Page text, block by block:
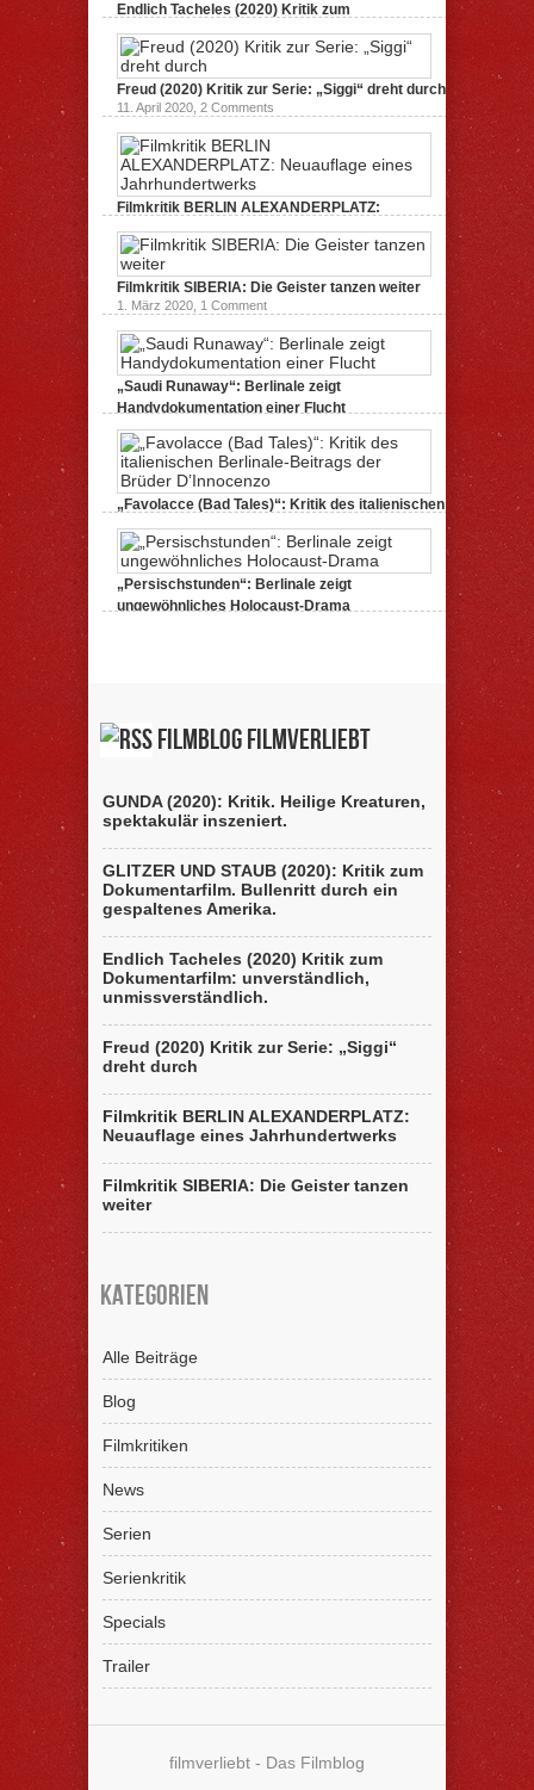
Endlich Tacheles (2020) Kritik zum
Dokumentarfilm: unverständlich,
unmissverständlich.
19. Mai 2020,0 Comments
Freud (2020) Kritik zur Serie: „Siggi“ dreht durch
11. April 2020, 2 Comments
Filmkritik BERLIN ALEXANDERPLATZ:
Neuauflage eines Jahrhundertwerks
1. März 2020,2 Comments
Filmkritik SIBERIA: Die Geister tanzen weiter
1. März 2020, 1 Comment
„Saudi Runaway“: Berlinale zeigt
Handydokumentation einer Flucht
„Favolacce (Bad Tales)“: Kritik des italienischen
Berlinale-Beitrags der Brüder D’Innocenzo
25. Februar 2020,2 Comments
„Persischstunden“: Berlinale zeigt
ungewöhnliches Holocaust-Drama
Filmblog filmverliebt
GUNDA (2020): Kritik. Heilige Kreaturen,
spektakulär inszeniert.
GLITZER UND STAUB (2020): Kritik zum
Dokumentarfilm. Bullenritt durch ein
gespaltenes Amerika.
Endlich Tacheles (2020) Kritik zum
Dokumentarfilm: unverständlich,
unmissverständlich.
Freud (2020) Kritik zur Serie: „Siggi“
dreht durch
Filmkritik BERLIN ALEXANDERPLATZ:
Neuauflage eines Jahrhundertwerks
Filmkritik SIBERIA: Die Geister tanzen
weiter
Kategorien
Alle Beiträge
Blog
Filmkritiken
News
Serien
Serienkritik
Specials
Trailer
filmverliebt - Das Filmblog